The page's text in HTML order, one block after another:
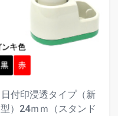
日付印浸透タイプ（新
型）24ｍｍ（スタンド